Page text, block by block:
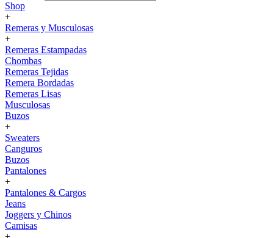
Shop
+
Remeras y Musculosas
+
Remeras Estampadas
Chombas
Remeras Tejidas
Remera Bordadas
Remeras Lisas
Musculosas
Buzos
+
Sweaters
Canguros
Buzos
Pantalones
+
Pantalones & Cargos
Jeans
Joggers y Chinos
Camisas